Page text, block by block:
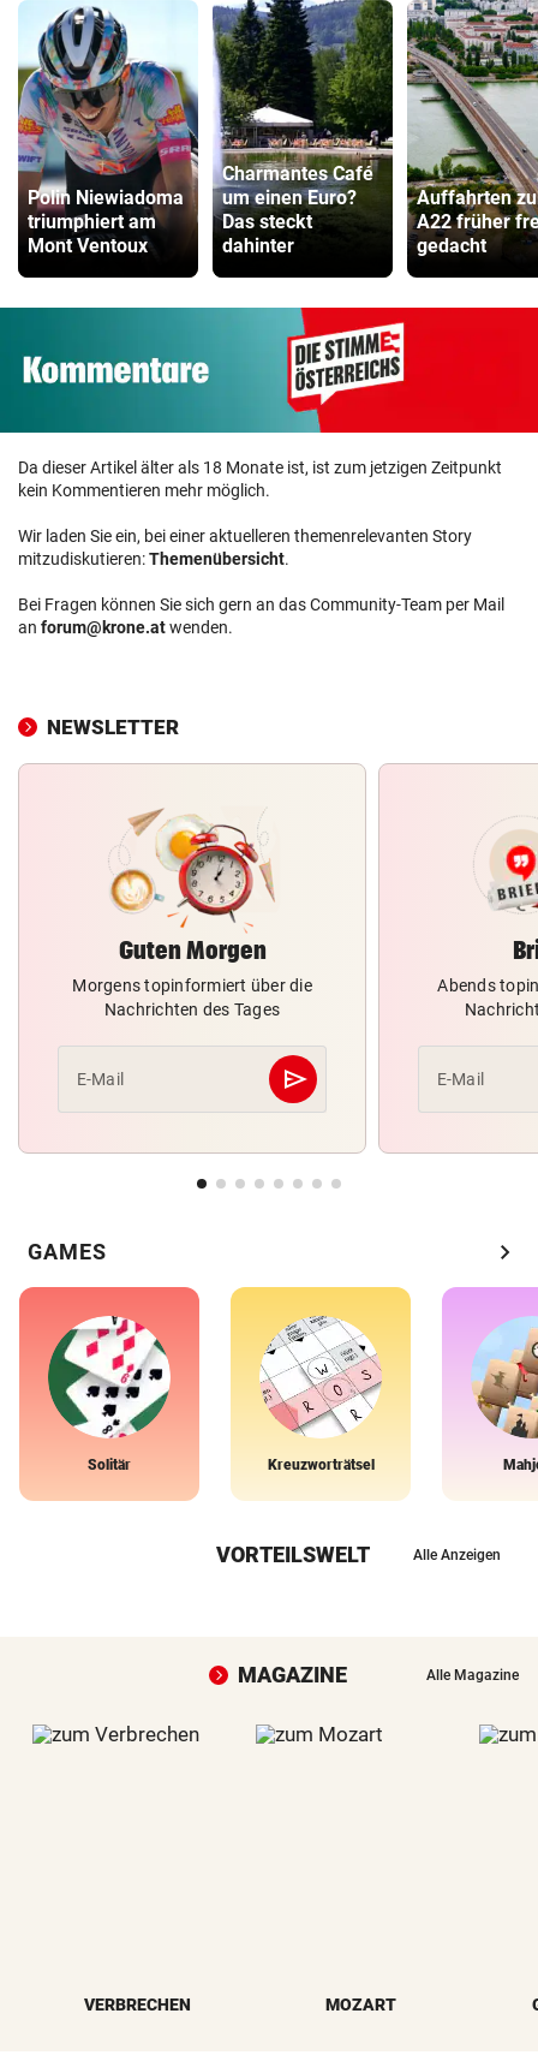
Polin Niewiadoma
triumphiert am
Mont Ventoux
Charmantes Café
um einen Euro?
Das steckt
dahinter
Auffahrten
A22 früher
gedacht
Da dieser Artikel älter als 18 Monate ist, ist zum jetzigen Zeitpunkt
kein Kommentieren mehr möglich.
Wir laden Sie ein, bei einer aktuelleren themenrelevanten Story
mitzudiskutieren:Themenübersicht.
Bei Fragen können Sie sich gern an das Community-Team per Mail
an forum@krone.atwenden.
NEWSLETTER
Guten Morgen
Morgens topinformiert über die
Nachrichten des Tages
E-Mail send
Abschicken
Abends
E-Mail
GAMES chevron_right
Solitär Kreuzworträtsel
VORTEILSWELT Alle Anzeigen
MAGAZINE Alle Magazine
VERBRECHEN MOZART